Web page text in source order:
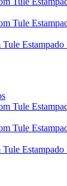
Estampado